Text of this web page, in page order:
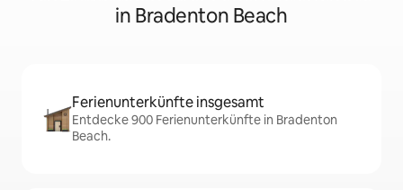
in Bradenton Beach
Ferienunterkünfte insgesamt
Entdecke 900 Ferienunterkünfte in Bradenton
Beach.